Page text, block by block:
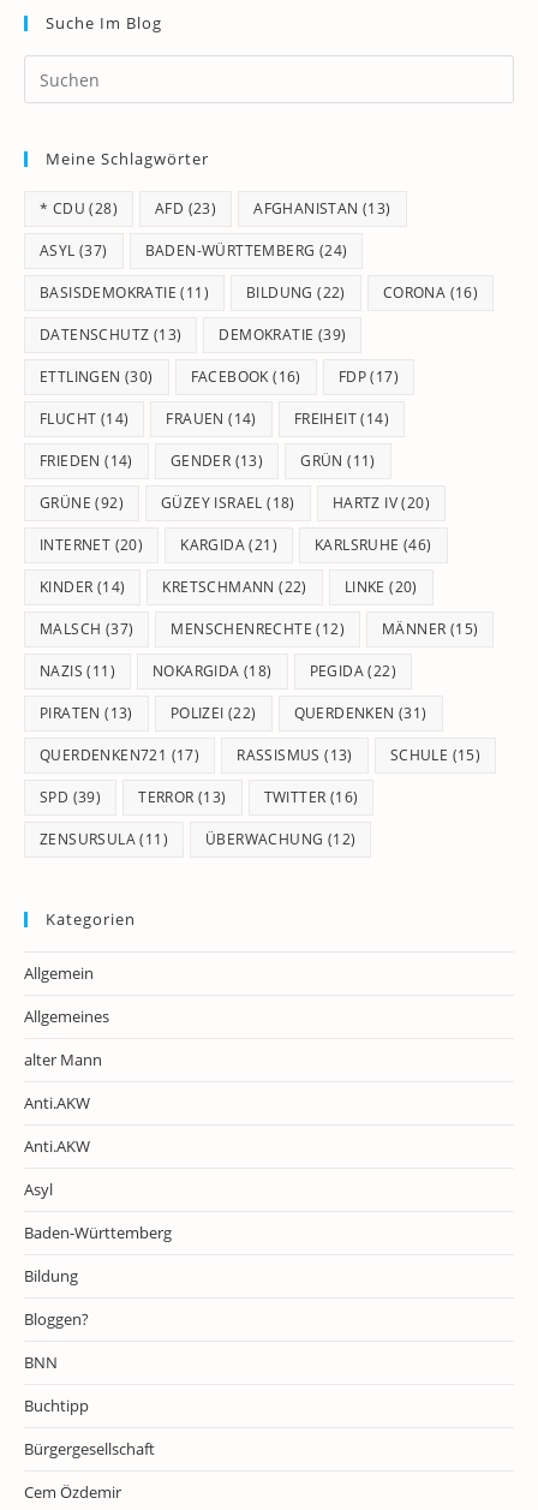
Suche Im Blog
Meine Schlagwörter
* CDU (28) AFD (23) AFGHANISTAN (13)
ASYL (37) BADEN-WÜRTTEMBERG (24)
BASISDEMOKRATIE (11) BILDUNG (22) CORONA (16)
DATENSCHUTZ (13) DEMOKRATIE (39)
ETTLINGEN (30) FACEBOOK (16) FDP(17)
FLUCHT (14) FRAUEN (14) FREIHEIT(14)
FRIEDEN (14) GENDER (13) GRÜN (11)
GRÜNE (92) GÜZEY ISRAEL (18) HARTZ IV(20)
INTERNET (20) KARGIDA(21) KARLSRUHE (46)
KINDER (14) KRETSCHMANN (22) LINKE (20)
MALSCH (37) MENSCHENRECHTE (12) MÄNNER (15)
NAZIS (11) NOKARGIDA (18) PEGIDA(22)
PIRATEN (13) POLIZEI (22) QUERDENKEN (31)
QUERDENKEN721 (17) RASSISMUS (13) SCHULE (15)
SPD (39) TERROR (13) TWITTER (16)
ZENSURSULA(11) ÜBERWACHUNG (12)
Kategorien
Allgemein
Allgemeines
alter Mann
Anti.AKW
Anti.AKW
Asyl
Baden-Württemberg
Bildung
Bloggen?
BNN
Buchtipp
Bürgergesellschaft
Cem Özdemir